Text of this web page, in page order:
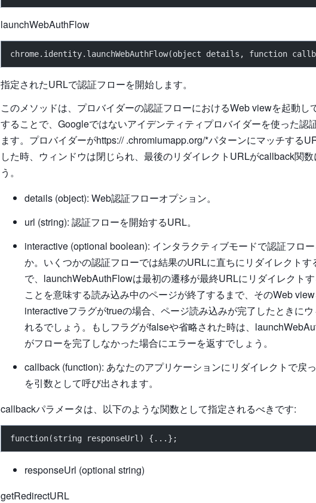
launchWebAuthFlow
chrome.identity.launchWebAuthFlow(object details, function
指定されたURLで認証フローを開始します。
このメソッドは、プロバイダーの認証フローにおけるWeb viewを起動し
することで、Googleではないアイデンティティプロバイダーを使った認
ます。プロバイダーがhttps:// .chromiumapp.org/*パターンにマッチする
した時、ウィンドウは閉じられ、最後のリダイレクトURLがcallback関数
う。
details (object): Web認証フローオプション。
url (string): 認証フローを開始するURL。
interactive (optional boolean): インタラクティブモードで認証フロ
か。いくつかの認証フローでは結果のURLに直ちにリダイレクトす
で、launchWebAuthFlowは最初の遷移が最終URLにリダイレクト
ことを意味する読み込み中のページが終了するまで、そのWeb
interactiveフラグがtrueの場合、ページ読み込みが完了したときに
れるでしょう。もしフラグがfalseや省略された時は、
がフローを完了しなかった場合にエラーを返すでしょう。
callback (function): あなたのアプリケーションにリダイレクトで戻
を引数として呼び出されます。
callbackパラメータは、以下のような関数として指定されるべきです:
function(string responseUrl) {...};
responseUrl (optional string)
getRedirectURL